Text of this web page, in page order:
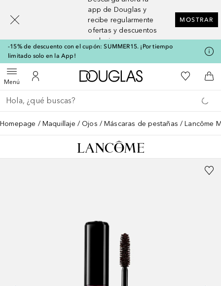
app de Douglas y
recibe regularmente
ofertas y descuentos
exclusivos
MOSTRAR
-15% de descuento con el cupón: SUMMER15. ¡Por tiempo
limitado solo en la App!
MenúAbrir menúMi cuenta
A Douglas HomeMi lista de
A
Regresar
Ejecutar búsqueda
Homepage Maquillaje Ojos Máscaras de pestañas Lancôme
[navigation.slideout.screenreader]